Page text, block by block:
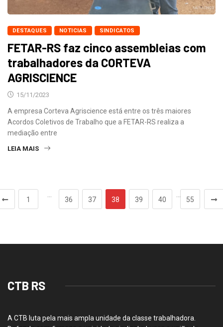
DESTAQUES NOTICIAS SINDICATOS
FETAR-RS faz cinco assembleias com
trabalhadores da CORTEVA
AGRISCIENCE
15/11/2023
A empresa Corteva Agriscience está entre os três maiores
Acordos Coletivos de Trabalho que a FETAR-RS realiza a
mediação entre
LEIA MAIS
1 36 37 38 39 40 55
CTB RS
A CTB luta pela mais ampla unidade da classe trabalhadora.